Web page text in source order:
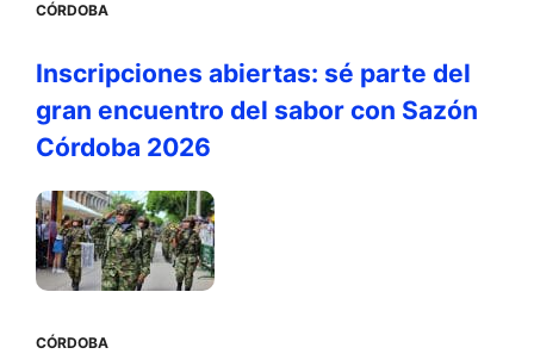
CÓRDOBA
Inscripciones abiertas: sé parte del
gran encuentro del sabor con Sazón
Córdoba 2026
CÓRDOBA